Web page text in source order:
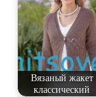
Вязаный жакет
классический